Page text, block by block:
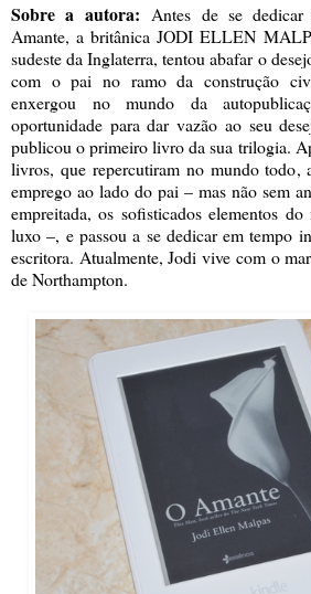
Sobre a autora: Antes de se
Amante, a britânica JODI ELLEN
sudeste da Inglaterra, tentou abafar o
com o pai no ramo da construção
enxergou no mundo da
oportunidade para dar vazão ao seu
publicou o primeiro livro da sua trilogia.
livros, que repercutiram no mundo todo,
emprego ao lado do pai – mas não sem
empreitada, os sofisticados elementos
luxo –, e passou a se dedicar em tempo
escritora. Atualmente, Jodi vive com o
de Northampton.